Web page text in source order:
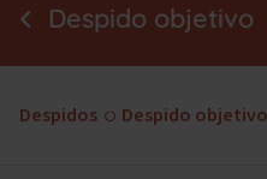
Despido objetivo
Despidos Despido objetivo